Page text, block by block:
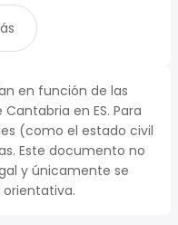
en función de las
en ES. Para
(como el estado civil
Este documento no
y únicamente se